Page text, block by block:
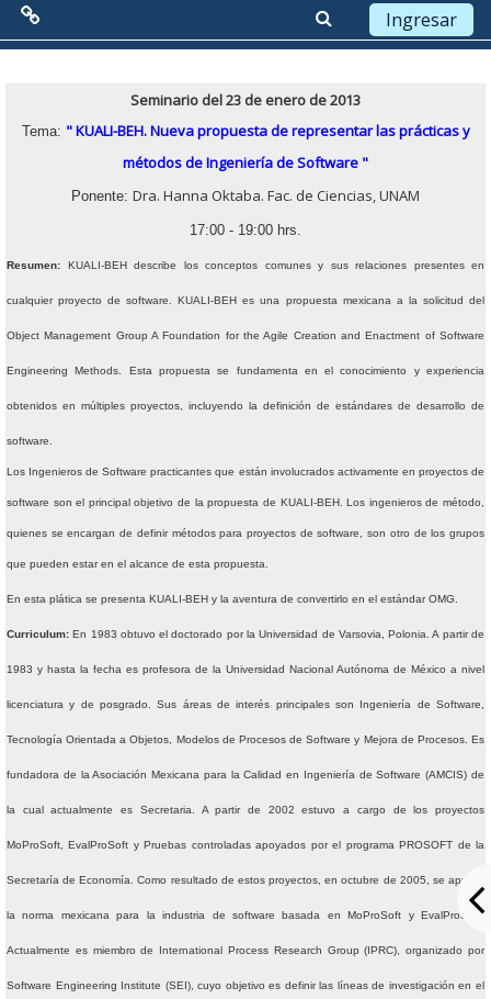
Menú Principal
Red de Colaboración
Antecedentes
Visión
Líneas Estratégicas
Organización
Grupo Promotor
Participantes
Seminarios 2026
Junio: 23
Abril: 21
Febrero: 17
Seminarios 2025
Noviembre: 25
Octubre: 21
Ingresar
Diagrama semanalSeminario del 23 de enero de 2013
Tema: "KUALI-BEH. Nueva propuesta de representar las prácticas y
métodos de Ingeniería de Software "
Ponente: Dra. Hanna Oktaba. Fac. de Ciencias, UNAM
17:00 - 19:00 hrs.
Resumen: KUALI-BEH describe los conceptos comunes y sus relaciones presentes en
cualquier proyecto de software. KUALI-BEH es una propuesta mexicana a la solicitud del
Object Management Group A Foundation for the Agile Creation and Enactment of Software
Engineering Methods. Esta propuesta se fundamenta en el conocimiento y experiencia
obtenidos en múltiples proyectos, incluyendo la definición de estándares de desarrollo de
software.
Los Ingenieros de Software practicantes que están involucrados activamente en proyectos de
software son el principal objetivo de la propuesta de KUALI-BEH. Los ingenieros de método,
quienes se encargan de definir métodos para proyectos de software, son otro de los grupos
que pueden estar en el alcance de esta propuesta.
En esta plática se presenta KUALI-BEH y la aventura de convertirlo en el estándar OMG.
Curriculum:En 1983 obtuvo el doctorado por la Universidad de Varsovia, Polonia. A partir de
1983 y hasta la fecha es profesora de la Universidad Nacional Autónoma de México a nivel
licenciatura y de posgrado. Sus áreas de interés principales son Ingeniería de Software,
Tecnología Orientada a Objetos, Modelos de Procesos de Software y Mejora de Procesos. Es
fundadora de la Asociación Mexicana para la Calidad en Ingeniería de Software (AMCIS) de
la cual actualmente es Secretaria. A partir de 2002 estuvo a cargo de los proyectos
MoProSoft, EvalProSoft y Pruebas controladas apoyados por el programa PROSOFT de la
Secretaría de Economía. Como resultado de estos proyectos, en octubre de 2005, se aprobó
la norma mexicana para la industria de software basada en MoProSoft y EvalProSoft.
Actualmente es miembro de International Process Research Group (IPRC), organizado por
Software Engineering Institute (SEI), cuyo objetivo es definir las líneas de investigación en el